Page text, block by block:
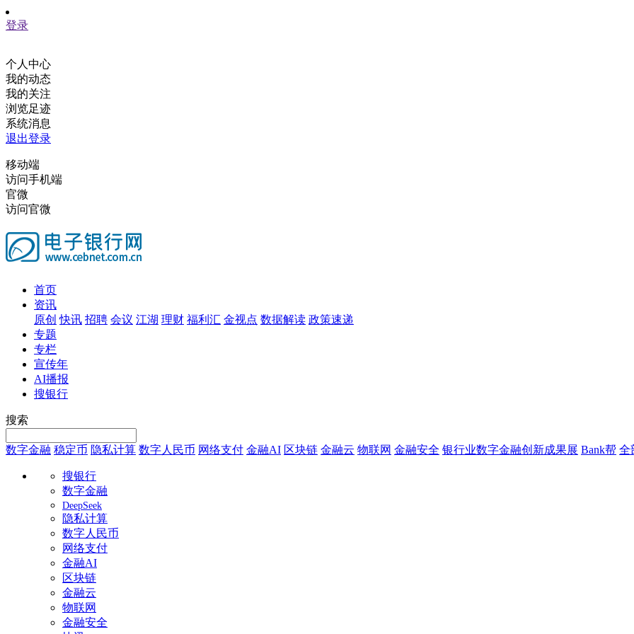
登录
个人中心
我的动态
我的关注
浏览足迹
系统消息
退出登录
移动端
访问手机端
官微
访问官微
首页
资讯
原创 快讯 招聘 会议 江湖 理财 福利汇 金视点 数据解读 政策速递
专题
专栏
宣传年
AI播报
搜银行
搜索
数字金融 稳定币 隐私计算 数字人民币 网络支付 金融AI 区块链 金融云 物联网 金融安全 银行业数字金融创新成果展 Bank帮 全
搜银行
数字金融
DeepSeek
隐私计算
数字人民币
网络支付
金融AI
区块链
金融云
物联网
金融安全